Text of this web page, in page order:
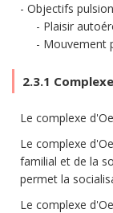
Objectifs
Plaisir
Mouvement
2.3.1
Le complexe
Le complexe
familial et de la
permet la
Le complexe